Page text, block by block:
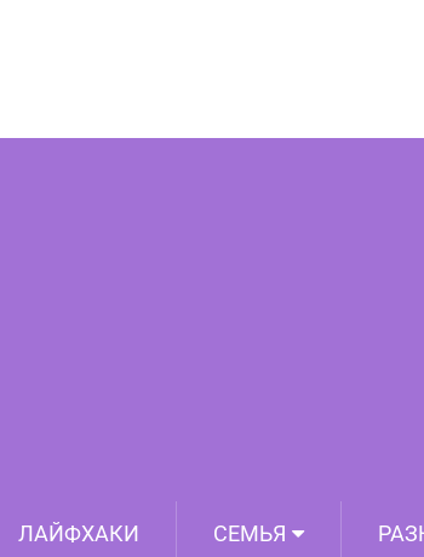
ЛАЙФХАКИ СЕМЬЯ
оценили зрители